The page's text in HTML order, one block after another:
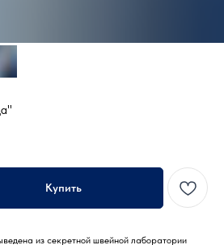
Купить
из секретной швейной лаборатории